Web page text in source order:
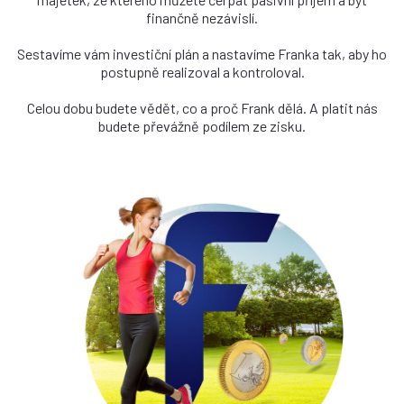
VLADIMÍR FICHTNER
+420 123 456 789
Vysvětlí vám principy ochrany bohatství...
Vladímír společně s Honzou, Radkem nebo Lukášem s vámi
proberou vaše představy o investicích a finanční nezávislosti.
A sestaví pro vás plán, jak investovat, abyste mohli čerpat
pasivní příjem. Kdy se vám to hodí?
ZAJÍMÁ NÁS, KDO JSTE A KAM MÁTE
NAMÍŘENO
Investiční plán šijeme na míru. Budeme si tedy povídat o vás a
vašich představách. A to je vždycky užitečné.
finančně nezávislí.
Sestavíme vám investiční plán a nastavíme Franka tak, aby ho
postupně realizoval a kontroloval.
Celou dobu budete vědět, co a proč Frank dělá. A platit nás
budete převážně podílem ze zisku.